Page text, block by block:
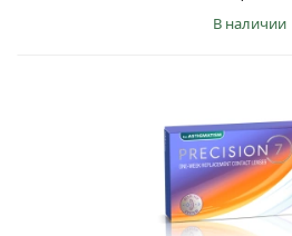
в наличии